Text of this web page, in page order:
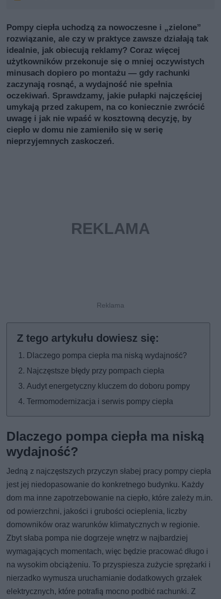
Pompy ciepła uchodzą za nowoczesne i „zielone”
rozwiązanie, ale czy w praktyce zawsze działają tak
idealnie, jak obiecują reklamy? Coraz więcej
użytkowników przekonuje się o mniej oczywistych
minusach dopiero po montażu — gdy rachunki
zaczynają rosnąć, a wydajność nie spełnia
oczekiwań. Sprawdzamy, jakie pułapki najczęściej
umykają przed zakupem, na co koniecznie zwrócić
uwagę i jak nie wpaść w kosztowną decyzję, by
ciepło w domu nie zamieniło się w serię
nieprzyjemnych zaskoczeń.
Dlaczego pompa ciepła ma niską wydajność?
Najczęstsze błędy przy pompach ciepła
Audyt energetyczny kluczem do doboru pompy
Termomodernizacja i serwis pompy ciepła
Dlaczego pompa ciepła ma niską
wydajność?
Jedną z najczęstszych przyczyn słabej pracy pompy ciepła
jest jej niedopasowanie do konkretnego budynku. Każdy
dom ma inne zapotrzebowanie na ciepło, które zależy m.in.
od powierzchni, jakości i grubości ocieplenia, liczby
domowników oraz warunków klimatycznych w regionie.
Zbyt słaba pompa nie dogrzeje wnętrz w najbardziej
wymagających momentach, więc będzie pracować długo i
na wysokim obciążeniu. To przyspiesza zużycie sprężarki i
nierzadko wymusza uruchamianie dodatkowych grzałek
elektrycznych, które potrafią mocno podbić rachunki. Z